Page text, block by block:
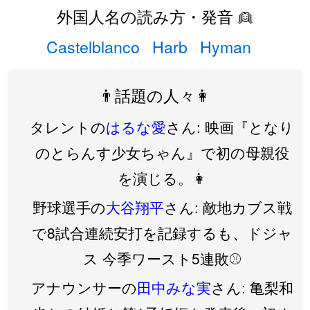
外国人名の読み方・発音 👱
Castelblanco
Harb Hyman
👨話題の人々👩
タレントのはるな愛さん: 映画『となり
のとらんす少女ちゃん』で初の母親役
を演じる。👩
野球選手の大谷翔平さん: 敵地カブス戦
で8試合連続安打を記録するも、ドジャ
ス 今季ワースト5連敗⚾️
アナウンサーの田中みな実さん: 亀梨和